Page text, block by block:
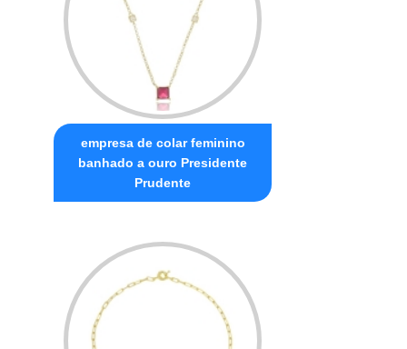
empresa de colar feminino
banhado a ouro Presidente
Prudente